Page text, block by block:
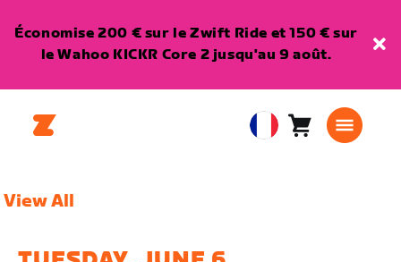
Économise 200 € sur le Zwift Ride et 150 € sur
le Wahoo KICKR Core 2 jusqu'au 9 août.
EuropeanPanier0
View All